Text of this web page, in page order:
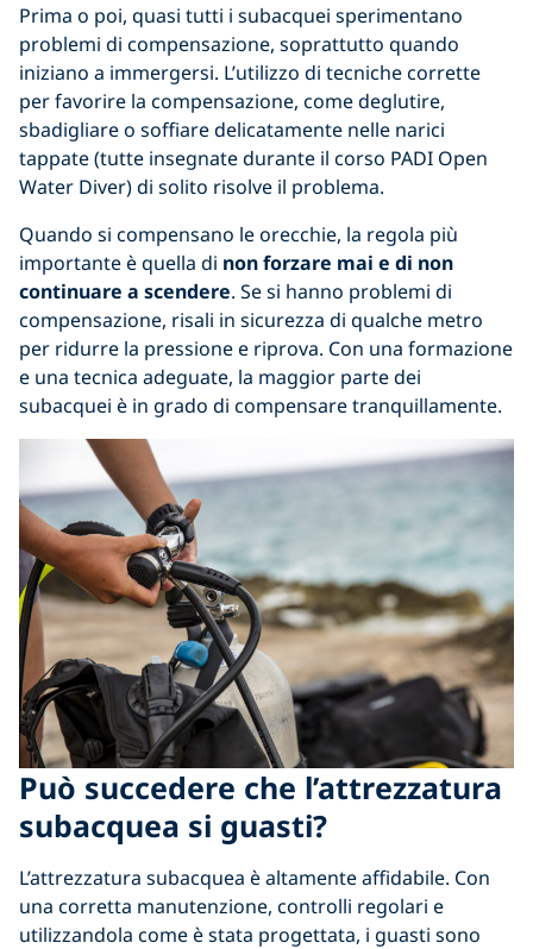
Prima o poi, quasi tutti i subacquei sperimentano
problemi di compensazione, soprattutto quando
iniziano a immergersi. L’utilizzo di tecniche corrette
per favorire la compensazione, come deglutire,
sbadigliare o soffiare delicatamente nelle narici
tappate (tutte insegnate durante il corso PADI Open
Water Diver) di solito risolve il problema.
Quando si compensano le orecchie, la regola più
importante è quella di non forzare mai e di non
continuare a scendere. Se si hanno problemi di
compensazione, risali in sicurezza di qualche metro
per ridurre la pressione e riprova. Con una formazione
e una tecnica adeguate, la maggior parte dei
subacquei è in grado di compensare tranquillamente.
Può succedere che l’attrezzatura
subacquea si guasti?
L’attrezzatura subacquea è altamente affidabile. Con
una corretta manutenzione, controlli regolari e
utilizzandola come è stata progettata, i guasti sono